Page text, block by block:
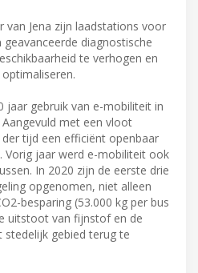
van Jena zijn laadstations voor
diagnostische
te verhogen en
jaar gebruik van e-mobiliteit in
met een vloot
tijd een efficiënt openbaar
Vorig jaar werd e-mobiliteit ook
In 2020 zijn de eerste drie
opgenomen, niet alleen
besparing (53.000 kg per bus
uitstoot van fijnstof en de
stedelijk gebied terug te